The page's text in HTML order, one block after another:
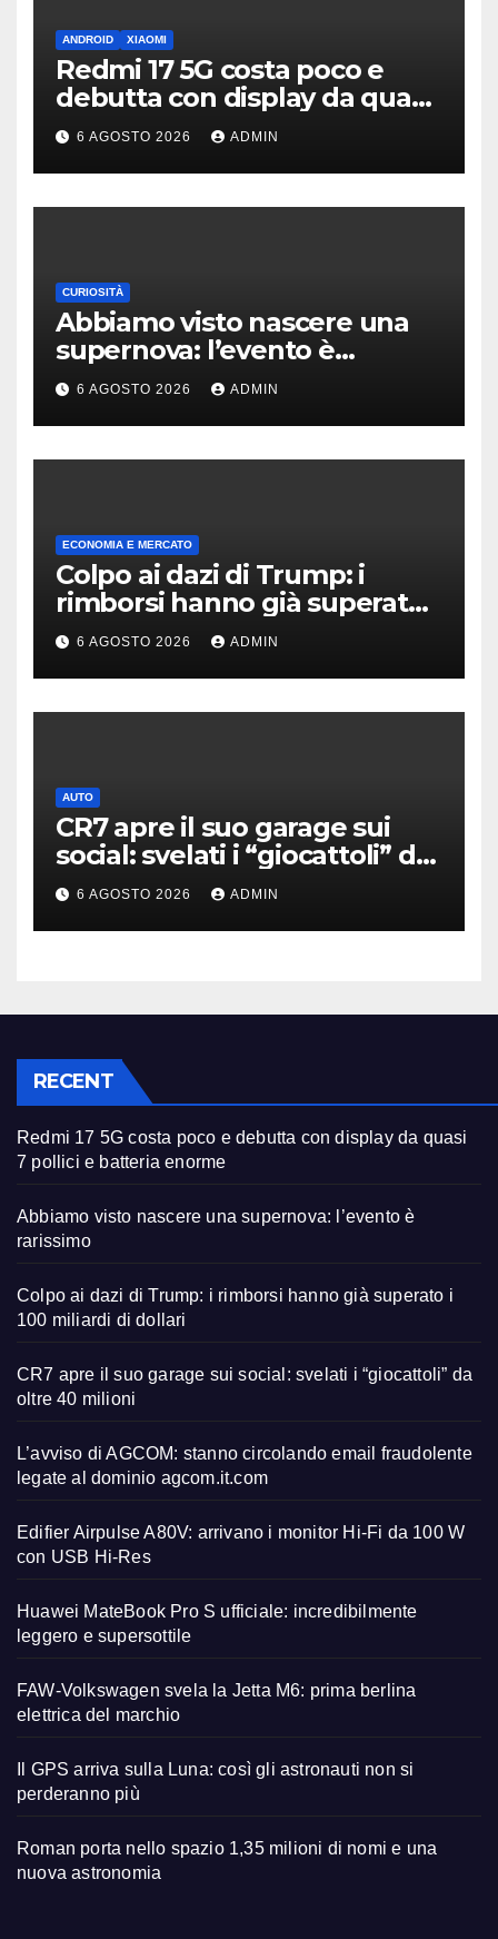
ANDROID XIAOMI
Redmi 17 5G costa poco e
debutta con display da quasi
7 pollici e batteria enorme
6 AGOSTO 2026 ADMIN
CURIOSITÀ
Abbiamo visto nascere una
supernova: l’evento è
rarissimo
6 AGOSTO 2026 ADMIN
ECONOMIA E MERCATO
Colpo ai dazi di Trump: i
rimborsi hanno già superato i
100 miliardi di dollari
6 AGOSTO 2026 ADMIN
AUTO
CR7 apre il suo garage sui
social: svelati i “giocattoli” da
oltre 40 milioni
6 AGOSTO 2026 ADMIN
RECENT
Redmi 17 5G costa poco e debutta con display da quasi
7 pollici e batteria enorme
Abbiamo visto nascere una supernova: l’evento è
rarissimo
Colpo ai dazi di Trump: i rimborsi hanno già superato i
100 miliardi di dollari
CR7 apre il suo garage sui social: svelati i “giocattoli” da
oltre 40 milioni
L’avviso di AGCOM: stanno circolando email fraudolente
legate al dominio agcom.it.com
Edifier Airpulse A80V: arrivano i monitor Hi-Fi da 100 W
con USB Hi-Res
Huawei MateBook Pro S ufficiale: incredibilmente
leggero e supersottile
FAW-Volkswagen svela la Jetta M6: prima berlina
elettrica del marchio
Il GPS arriva sulla Luna: così gli astronauti non si
perderanno più
Roman porta nello spazio 1,35 milioni di nomi e una
nuova astronomia